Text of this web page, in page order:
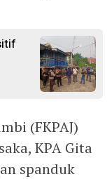
(FKPAJ)
KPA Gita
spanduk